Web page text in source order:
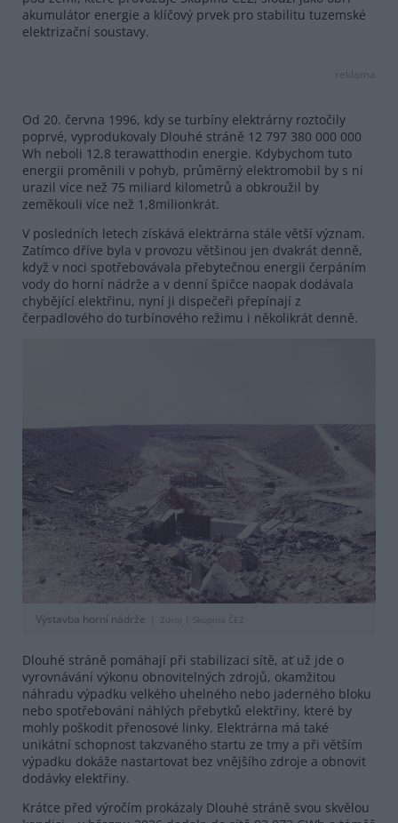
akumulátor energie a klíčový prvek pro stabilitu tuzemské
elektrizační soustavy.
reklama
Od 20. června 1996, kdy se turbíny elektrárny roztočily
poprvé, vyprodukovaly Dlouhé stráně 12 797 380 000 000
Wh neboli 12,8 terawatthodin energie. Kdybychom tuto
energii proměnili v pohyb, průměrný elektromobil by s ní
urazil více než 75 miliard kilometrů a obkroužil by
zeměkouli více než 1,8milionkrát.
V posledních letech získává elektrárna stále větší význam.
Zatímco dříve byla v provozu většinou jen dvakrát denně,
když v noci spotřebovávala přebytečnou energii čerpáním
vody do horní nádrže a v denní špičce naopak dodávala
chybějící elektřinu, nyní ji dispečeři přepínají z
čerpadlového do turbínového režimu i několikrát denně.
Výstavba horní nádrže Zdroj | Skupina ČEZ
Dlouhé stráně pomáhají při stabilizaci sítě, ať už jde o
vyrovnávání výkonu obnovitelných zdrojů, okamžitou
náhradu výpadku velkého uhelného nebo jaderného bloku
nebo spotřebování náhlých přebytků elektřiny, které by
mohly poškodit přenosové linky. Elektrárna má také
unikátní schopnost takzvaného startu ze tmy a při větším
výpadku dokáže nastartovat bez vnějšího zdroje a obnovit
dodávky elektřiny.
Krátce před výročím prokázaly Dlouhé stráně svou skvělou